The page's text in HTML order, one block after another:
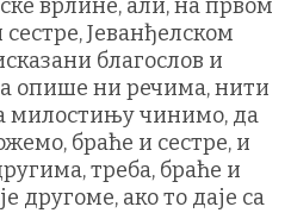
врлине, али, на првом
Јеванђелском
благослов и
опише ни речима, нити
милостињу чинимо, да
браће и сестре, и
треба, браће и
другоме, ако то даје са